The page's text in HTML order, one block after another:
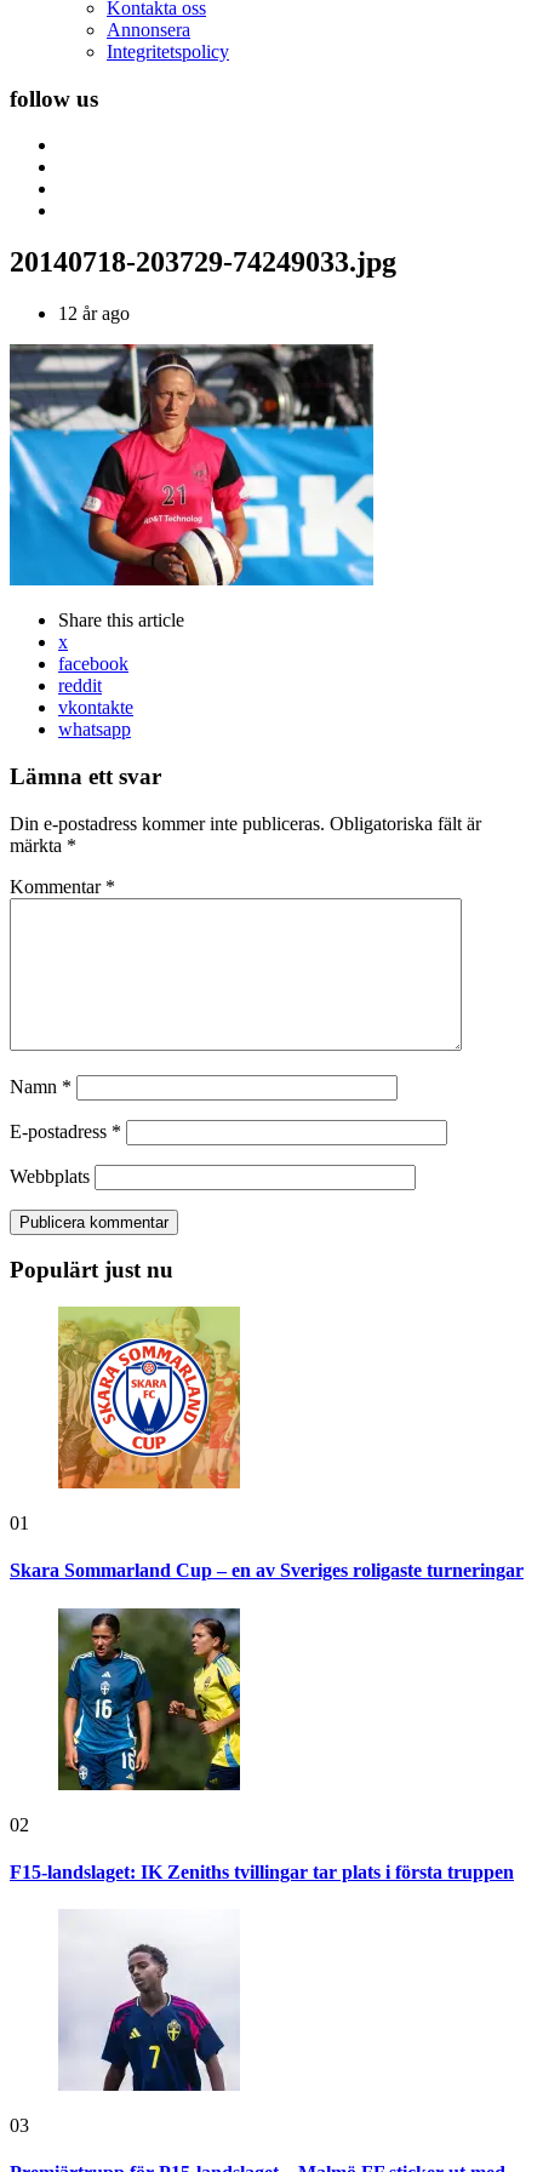
Kontakta oss
Annonsera
Integritetspolicy
follow us
20140718-203729-74249033.jpg
12 år ago
Share this article
x
facebook
reddit
vkontakte
whatsapp
Lämna ett svar
Din e-postadress kommer inte publiceras. Obligatoriska fält är
märkta *
Kommentar *
Namn *
E-postadress *
Webbplats
Populärt just nu
01
Skara Sommarland Cup – en av Sveriges roligaste turneringar
02
F15-landslaget: IK Zeniths tvillingar tar plats i första truppen
03